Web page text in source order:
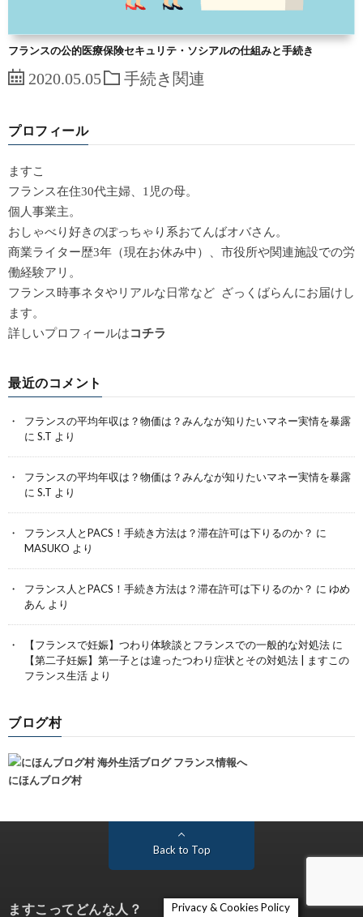
フランスの公的医療保険セキュリテ・ソシアルの仕組みと手続き
2020.05.05 手続き関連
プロフィール
ますこ
フランス在住30代主婦、1児の母。
個人事業主。
おしゃべり好きのぽっちゃり系おてんばオバさん。
商業ライター歴3年（現在お休み中）、市役所や関連施設での労
働経験アリ。
フランス時事ネタやリアルな日常など ざっくばらんにお届けし
ます。
詳しいプロフィールはコチラ
最近のコメント
フランスの平均年収は？物価は？みんなが知りたいマネー実情を暴露
に S.T より
フランスの平均年収は？物価は？みんなが知りたいマネー実情を暴露
に S.T より
フランス人とPACS！手続き方法は？滞在許可は下りるのか？ に
MASUKO より
フランス人とPACS！手続き方法は？滞在許可は下りるのか？ に ゆめ
あん より
【フランスで妊娠】つわり体験談とフランスでの一般的な対処法 に
【第二子妊娠】第一子とは違ったつわり症状とその対処法 | ますこの
フランス生活 より
ブログ村
にほんブログ村
Back to Top
ますこってどんな人？ Privacy & Cookies Policy